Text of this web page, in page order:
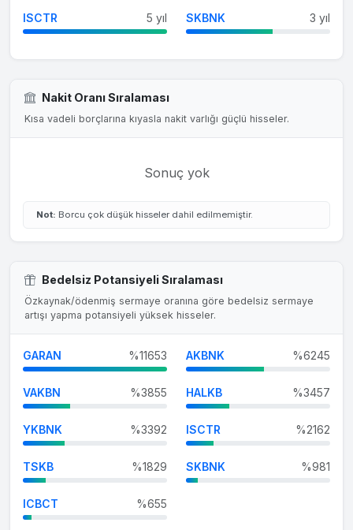
ISCTR 5 yıl SKBNK 3 yıl
Nakit Oranı Sıralaması
Kısa vadeli borçlarına kıyasla nakit varlığı güçlü hisseler.
Sonuç yok
Not: Borcu çok düşük hisseler dahil edilmemiştir.
Bedelsiz Potansiyeli Sıralaması
Özkaynak/ödenmiş sermaye oranına göre bedelsiz sermaye
artışı yapma potansiyeli yüksek hisseler.
GARAN %11653 AKBNK %6245
VAKBN %3855 HALKB %3457
YKBNK %3392 ISCTR %2162
TSKB %1829 SKBNK %981
ICBCT %655